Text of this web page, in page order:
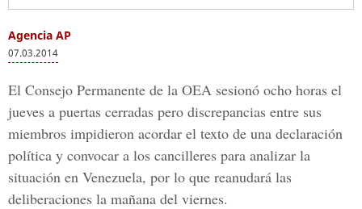
Agencia AP
07.03.2014
El Consejo Permanente de la OEA sesionó ocho horas el
jueves a puertas cerradas pero discrepancias entre sus
miembros impidieron acordar el texto de una declaración
política y convocar a los cancilleres para analizar la
situación en Venezuela, por lo que reanudará las
deliberaciones la mañana del viernes.